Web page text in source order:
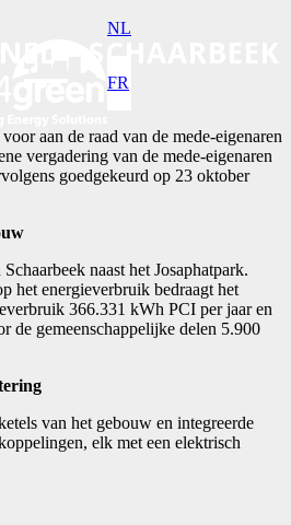
NL
FR
– SCHAARBEEK
aan de raad van de mede-eigenaren
vergadering van de mede-eigenaren
goedgekeurd op 23 oktober
naast het Josaphatpark.
het energieverbruik bedraagt het
366.331 kWh PCI per jaar en
de gemeenschappelijke delen 5.900
van het gebouw en integreerde
elk met een elektrisch